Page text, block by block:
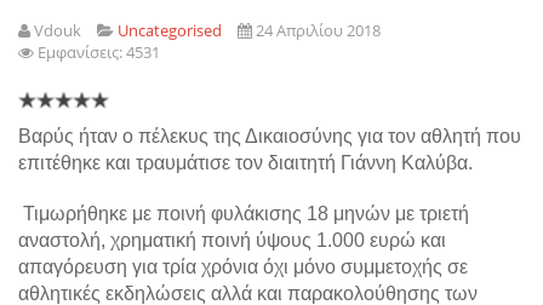
Vdouk Uncategorised
24 Απριλίου 2018
Εμφανίσεις: 4531
Βαρύς ήταν ο πέλεκυς της Δικαιοσύνης για τον αθλητή που
επιτέθηκε και τραυμάτισε τον διαιτητή Γιάννη Καλύβα.
Τιμωρήθηκε με ποινή φυλάκισης 18 μηνών με τριετή
αναστολή, χρηματική ποινή ύψους 1.000 ευρώ και
απαγόρευση για τρία χρόνια όχι μόνο συμμετοχής σε
αθλητικές εκδηλώσεις αλλά και παρακολούθησης των